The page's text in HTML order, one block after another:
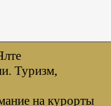
Туризм,
на курорты